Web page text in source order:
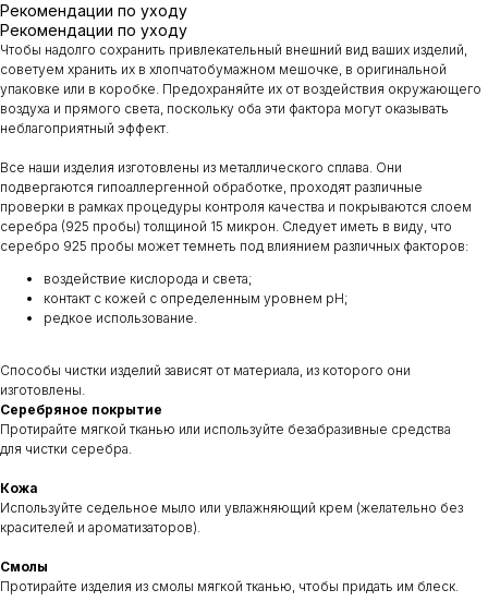
Рекомендации по уходу
Рекомендации по уходу
Чтобы надолго сохранить привлекательный внешний вид ваших изделий,
советуем хранить их в хлопчатобумажном мешочке, в оригинальной
упаковке или в коробке. Предохраняйте их от воздействия окружающего
воздуха и прямого света, поскольку оба эти фактора могут оказывать
неблагоприятный эффект.
Все наши изделия изготовлены из металлического сплава. Они
подвергаются гипоаллергенной обработке, проходят различные
проверки в рамках процедуры контроля качества и покрываются слоем
серебра (925 пробы) толщиной 15 микрон. Следует иметь в виду, что
серебро 925 пробы может темнеть под влиянием различных факторов:
воздействие кислорода и света;
контакт с кожей с определенным уровнем pH;
редкое использование.
Способы чистки изделий зависят от материала, из которого они
изготовлены.
Серебряное покрытие
Протирайте мягкой тканью или используйте безабразивные средства
для чистки серебра.
Кожа
Используйте седельное мыло или увлажняющий крем (желательно без
красителей и ароматизаторов).
Смолы
Протирайте изделия из смолы мягкой тканью, чтобы придать им блеск.